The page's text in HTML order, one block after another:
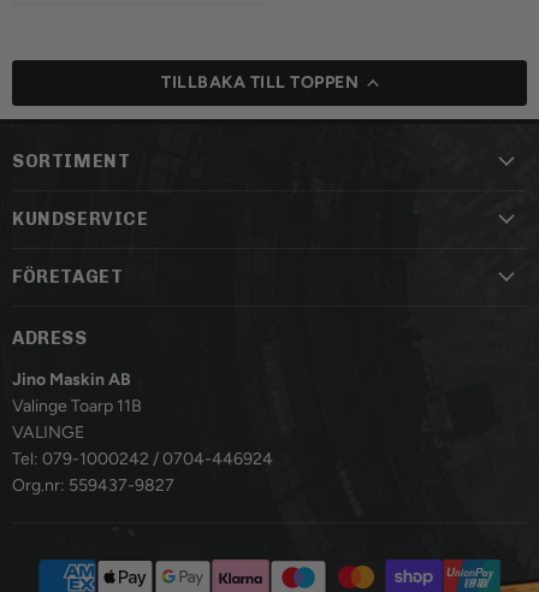
TILLBAKA TILL TOPPEN
SORTIMENT
KUNDSERVICE
FÖRETAGET
ADRESS
Jino Maskin AB
Valinge Toarp 11B
VALINGE
Tel: 079-1000242 / 0704-446924
Org.nr: 559437-9827